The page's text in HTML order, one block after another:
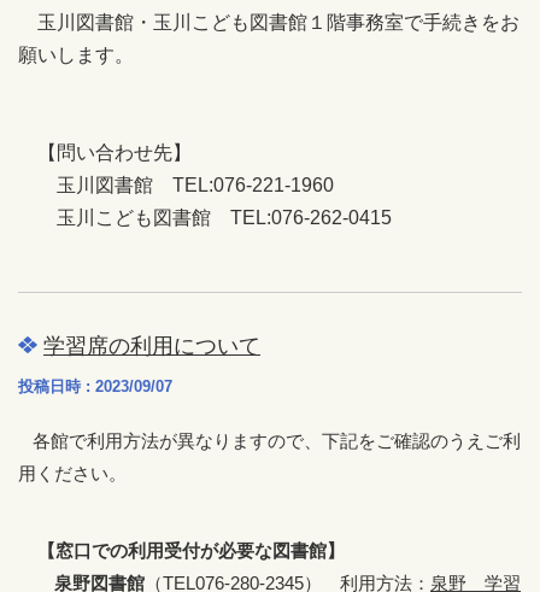
玉川図書館・玉川こども図書館１階事務室で手続きをお
願いします。
【問い合わせ先】
玉川図書館 TEL:076-221-1960
玉川こども図書館 TEL:076-262-0415
学習席の利用について
投稿日時 : 2023/09/07
各館で利用方法が異なりますので、下記をご確認のうえご利
用ください。
【窓口での利用受付が必要な図書館】
泉野図書館 （TEL076-280-2345） 利用方法： 泉野 学習